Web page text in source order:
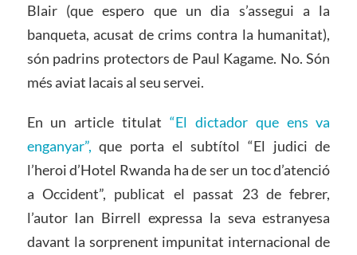
Blair (que espero que un dia s’assegui a la
banqueta, acusat de crims contra la humanitat),
són padrins protectors de Paul Kagame. No. Són
més aviat lacais al seu servei.
En un article titulat “El dictador que ens va
enganyar”, que porta el subtítol “El judici de
l’heroi d’Hotel Rwanda ha de ser un toc d’atenció
a Occident”, publicat el passat 23 de febrer,
l’autor Ian Birrell expressa la seva estranyesa
davant la sorprenent impunitat internacional de